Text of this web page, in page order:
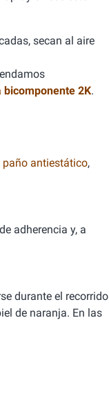
secan al aire
bicomponente 2K.
paño antiestático,
adherencia y, a
durante el recorrido
de naranja. En las